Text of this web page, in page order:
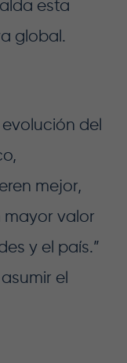
esta
global.
del
mejor,
mayor valor
y el país.”
el